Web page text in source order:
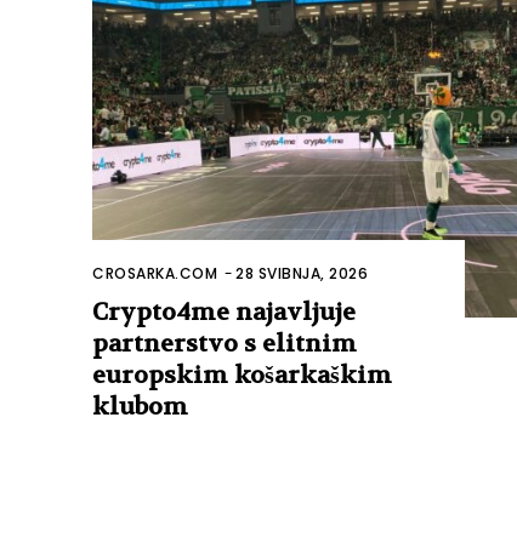
CROSARKA.COM -28 SVIBNJA, 2026
Crypto4me najavljuje
partnerstvo s elitnim
europskim košarkaškim
klubom